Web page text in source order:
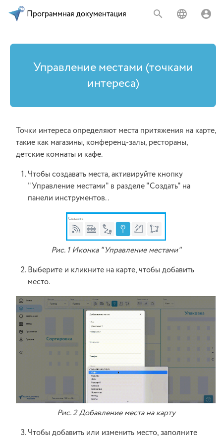
Программная документация
Управление местами (точками
интереса)
Точки интереса определяют места притяжения на карте,
такие как магазины, конференц-залы, рестораны,
детские комнаты и кафе.
Чтобы создавать места, активируйте кнопку
"Управление местами" в разделе "Создать" на
панели инструментов..
Рис. 1 Иконка "Управление местами"
Выберите и кликните на карте, чтобы добавить
место.
Рис. 2 Добавление места на карту
Чтобы добавить или изменить место, заполните